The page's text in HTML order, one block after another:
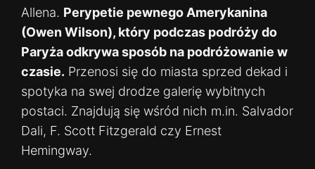
Allena. Perypetie pewnego Amerykanina
(Owen Wilson), który podczas podróży do
Paryża odkrywa sposób na podróżowanie w
czasie. Przenosi się do miasta sprzed dekad i
spotyka na swej drodze galerię wybitnych
postaci. Znajdują się wśród nich m.in. Salvador
Dali, F. Scott Fitzgerald czy Ernest
Hemingway.